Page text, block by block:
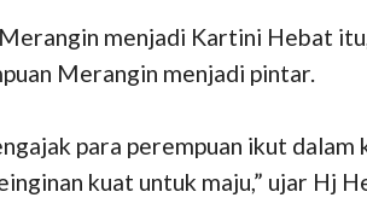
menjadi Kartini Hebat
Merangin menjadi pintar.
para perempuan ikut
kuat untuk maju,” ujar Hj